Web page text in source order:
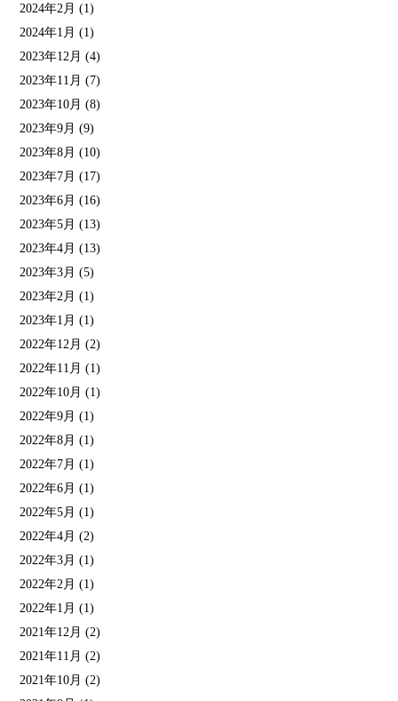
2024年2月 (1)
2024年1月 (1)
2023年12月 (4)
2023年11月 (7)
2023年10月 (8)
2023年9月 (9)
2023年8月 (10)
2023年7月 (17)
2023年6月 (16)
2023年5月 (13)
2023年4月 (13)
2023年3月 (5)
2023年2月 (1)
2023年1月 (1)
2022年12月 (2)
2022年11月 (1)
2022年10月 (1)
2022年9月 (1)
2022年8月 (1)
2022年7月 (1)
2022年6月 (1)
2022年5月 (1)
2022年4月 (2)
2022年3月 (1)
2022年2月 (1)
2022年1月 (1)
2021年12月 (2)
2021年11月 (2)
2021年10月 (2)